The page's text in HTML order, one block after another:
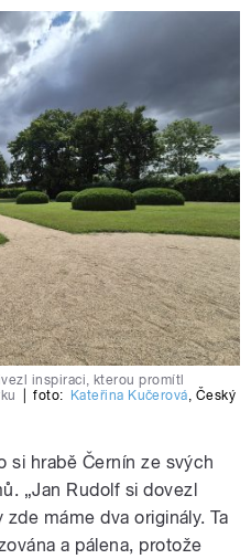
inspiraci, kterou promítl
foto: Kateřina Kučerová, Český
si hrabě Černín ze svých
„Jan Rudolf si dovezl
máme dva originály. Ta
a pálena, protože